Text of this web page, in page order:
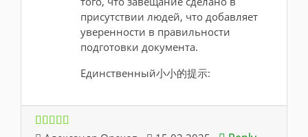
присутствии людей, что добавляет
уверенности в правильности
подготовки документа.
Единственный小小的提示: